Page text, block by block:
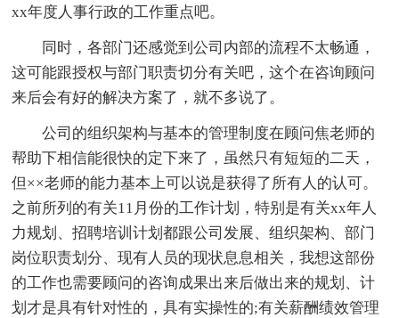
xx年度人事行政的工作重点吧。
同时，各部门还感觉到公司内部的流程不太畅通，
这可能跟授权与部门职责切分有关吧，这个在咨询顾问
来后会有好的解决方案了，就不多说了。
公司的组织架构与基本的管理制度在顾问焦老师的
帮助下相信能很快的定下来了，虽然只有短短的二天，
但××老师的能力基本上可以说是获得了所有人的认可。
之前所列的有关11月份的工作计划，特别是有关xx年人
力规划、招聘培训计划都跟公司发展、组织架构、部门
岗位职责划分、现有人员的现状息息相关，我想这部份
的工作也需要顾问的咨询成果出来后做出来的规划、计
划才是具有针对性的，具有实操性的;有关薪酬绩效管理